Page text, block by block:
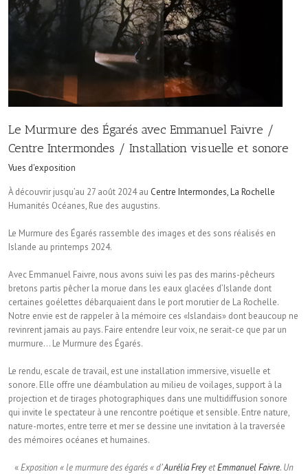
Le Murmure des Égarés avec Emmanuel Faivre /
Centre Intermondes / Installation visuelle et sonore
Vues d'exposition
À découvrir jusqu’au 27 août 2024 au Centre Intermondes, La Rochelle
Humanités Océanes, Rue des augustins.
Le Murmure des Égarés rassemble des images et des sons réalisés en
Islande au printemps 2024.
Avec Emmanuel Faivre, nous avons suivi les pas des marins-pêcheurs
bretons partis pêcher la morue dans les eaux glacées d’Islande dont
certaines goélettes débarquaient dans le port morutier de La Rochelle.
Notre envie est de rappeler à la mémoire ces «Islandais» dont beaucoup ne
revinrent jamais au pays. Faire entendre leur voix, ne serait-ce que par un
murmure… Le Murmure des Égarés.
Le rendu, escale de travail, est une installation immersive, visuelle et
sonore. Elle offre une déambulation au milieu de voilages, support à la
projection et de tirages photographiques dans une multidiffusion sonore
qui invite le spectateur à une rencontre poétique et sensible. Entre nature,
nature-mortes, entre terre et mer se dessine une invitation à la traversée
des mémoires océanes et humaines.
«Exposition « le murmure des égarés « d’Aurélia FreyetEmmanuel Faivre. Un